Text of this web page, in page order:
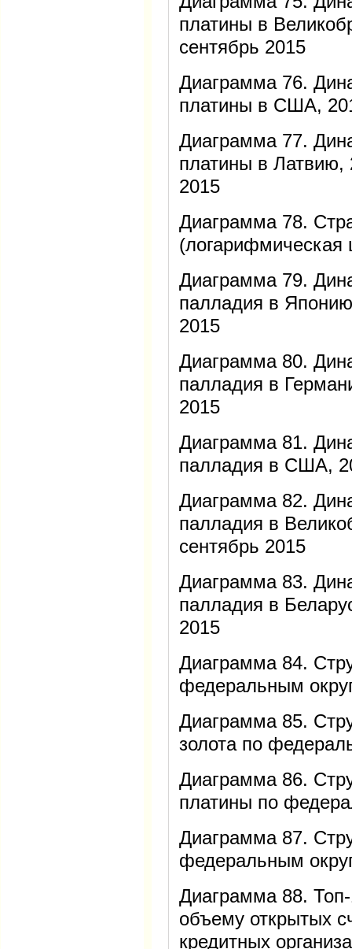
платины в
сентябрь 2015
Диаграмма 76.
платины в США,
Диаграмма 77.
платины в Латвию,
2015
Диаграмма 78.
(логарифмическая
Диаграмма 79.
палладия в
2015
Диаграмма 80.
палладия в
2015
Диаграмма 81.
палладия в США,
Диаграмма 82.
палладия в
сентябрь 2015
Диаграмма 83.
палладия в
2015
Диаграмма 84.
федеральным
Диаграмма 85.
золота по
Диаграмма 86.
платины по
Диаграмма 87.
федеральным
Диаграмма 88. Топ-
объему открытых
кредитных